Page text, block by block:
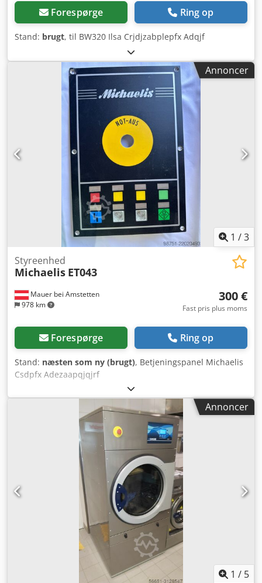
Forespørge Ring op
Stand: brugt, til BW320 Ilsa Crjdjzabplepfx Adqjf
Annoncer
1 /3
Mauer bei Amstetten
978 km
Styreenhed
Michaelis ET043
300 €
Fast pris plus moms
Forespørge Ring op
Stand: næsten som ny (brugt), Betjeningspanel Michaelis
Csdpfx Adezaapqjqjrf
Annoncer
1 / 5